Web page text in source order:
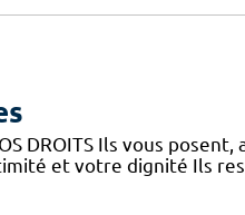
DROITS Ils vous
et votre dignité Ils